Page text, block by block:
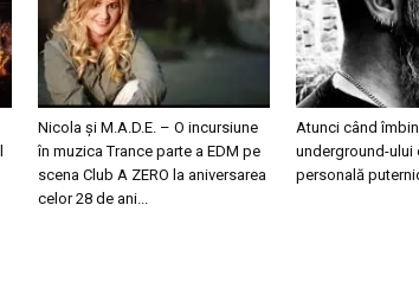
Nicola și M.A.D.E. – O incursiune
în muzica Trance parte a EDM pe
scena Club A ZERO la aniversarea
celor 28 de ani...
Atunci când
underground-ului
personală